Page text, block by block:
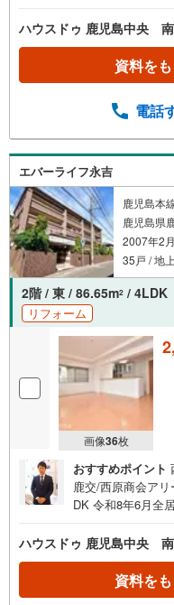
まで徒歩5分・武
まで徒歩7分・唐
で徒歩9分・三島
上荒田店まで徒歩
ば近隣の資料を
■住宅ローン代行
金計画、お申込み
らリフォームまで
件購入＋リフォー
え】■売却活動な
ご相談・査定も無
ゥ鹿児島中央・南
ハウスドゥ 鹿児島中央
資料を
電話
エバーライフ永吉
鹿児島本
鹿児島県
2007年2
35戸 / 地
2階 / 東 / 86.65m2 / 4LDK
リフォーム
画像36枚
おすすめポイント
鹿交/西原商会ア
DK 令和8年6月全
辺環境■・花岡公
便局まで徒歩5分
島アリーナ）ま
永吉店まで徒歩6
ハウスドゥ 鹿児島中央
資料を